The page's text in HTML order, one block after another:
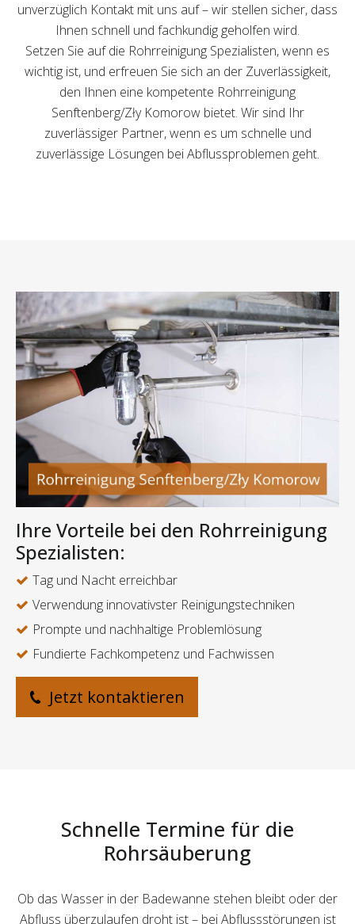
unverzüglich Kontakt mit uns auf – wir stellen sicher, dass
Ihnen schnell und fachkundig geholfen wird.
Setzen Sie auf die Rohrreinigung Spezialisten, wenn es
wichtig ist, und erfreuen Sie sich an der Zuverlässigkeit,
den Ihnen eine kompetente Rohrreinigung
Senftenberg/Zły Komorow bietet. Wir sind Ihr
zuverlässiger Partner, wenn es um schnelle und
zuverlässige Lösungen bei Abflussproblemen geht.
Ihre Vorteile bei den Rohrreinigung
Spezialisten:
Tag und Nacht erreichbar
Verwendung innovativster Reinigungstechniken
Prompte und nachhaltige Problemlösung
Fundierte Fachkompetenz und Fachwissen
Jetzt kontaktieren
Schnelle Termine für die
Rohrsäuberung
Ob das Wasser in der Badewanne stehen bleibt oder der
Abfluss überzulaufen droht ist – bei Abflussstörungen ist